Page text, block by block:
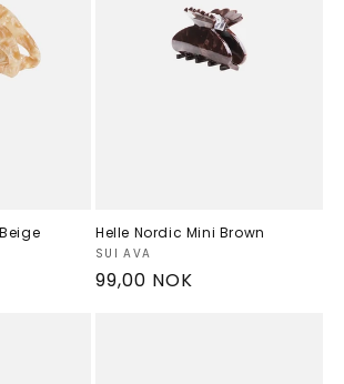
Helle Nordic Mini Brown
Selger:
SUI AVA
Vanlig
99,00 NOK